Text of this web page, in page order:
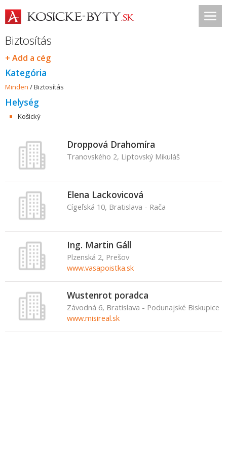
Biztosítás
+ Add a cég
Kategória
Minden /Biztosítás
Helység
Košický
Droppová Drahomíra
Tranovského 2, Liptovský Mikuláš
Elena Lackovicová
Cígeľská 10, Bratislava - Rača
Ing. Martin Gáll
Plzenská 2, Prešov
www.vasapoistka.sk
Wustenrot poradca
Závodná 6, Bratislava - Podunajské Biskupice
www.misireal.sk